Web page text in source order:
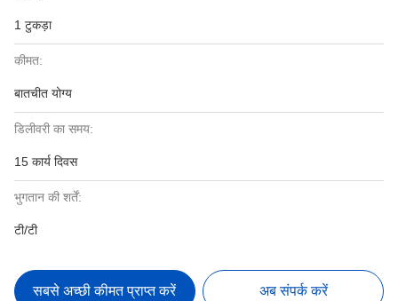
1 टुकड़ा
कीमत:
बातचीत योग्य
डिलीवरी का समय:
15 कार्य दिवस
भुगतान की शर्तें:
टी/टी
सबसे अच्छी कीमत प्राप्त करें अब संपर्क करें